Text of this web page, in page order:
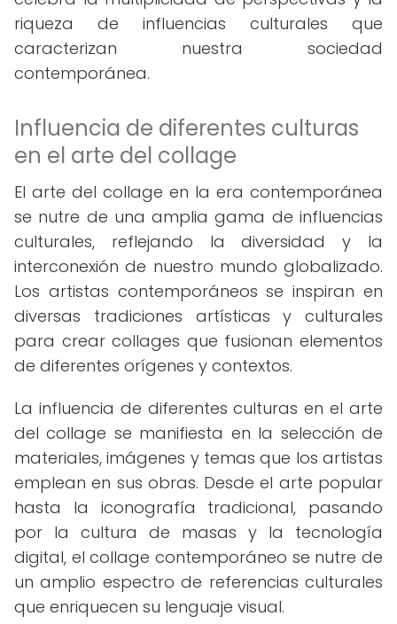
riqueza de influencias culturales que
caracterizan nuestra sociedad
contemporánea.
Influencia de diferentes culturas
en el arte del collage
El arte del collage en la era contemporánea
se nutre de una amplia gama de influencias
culturales, reflejando la diversidad y la
interconexión de nuestro mundo globalizado.
Los artistas contemporáneos se inspiran en
diversas tradiciones artísticas y culturales
para crear collages que fusionan elementos
de diferentes orígenes y contextos.
La influencia de diferentes culturas en el arte
del collage se manifiesta en la selección de
materiales, imágenes y temas que los artistas
emplean en sus obras. Desde el arte popular
hasta la iconografía tradicional, pasando
por la cultura de masas y la tecnología
digital, el collage contemporáneo se nutre de
un amplio espectro de referencias culturales
que enriquecen su lenguaje visual.